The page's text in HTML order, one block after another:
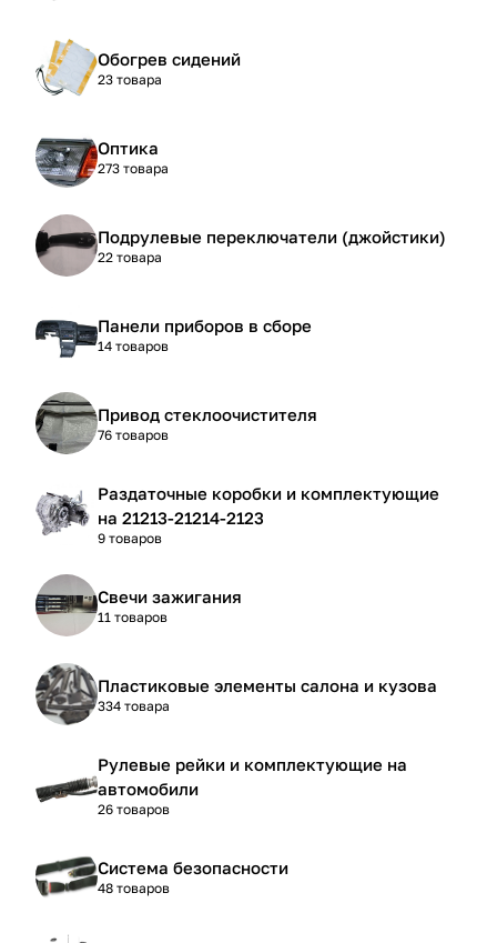
Обогрев сидений
23 товара
Оптика
273 товара
Подрулевые переключатели (джойстики)
22 товара
Панели приборов в сборе
14 товаров
Привод стеклоочистителя
76 товаров
Раздаточные коробки и комплектующие
на 21213-21214-2123
9 товаров
Свечи зажигания
11 товаров
Пластиковые элементы салона и кузова
334 товара
Рулевые рейки и комплектующие на
автомобили
26 товаров
Система безопасности
48 товаров